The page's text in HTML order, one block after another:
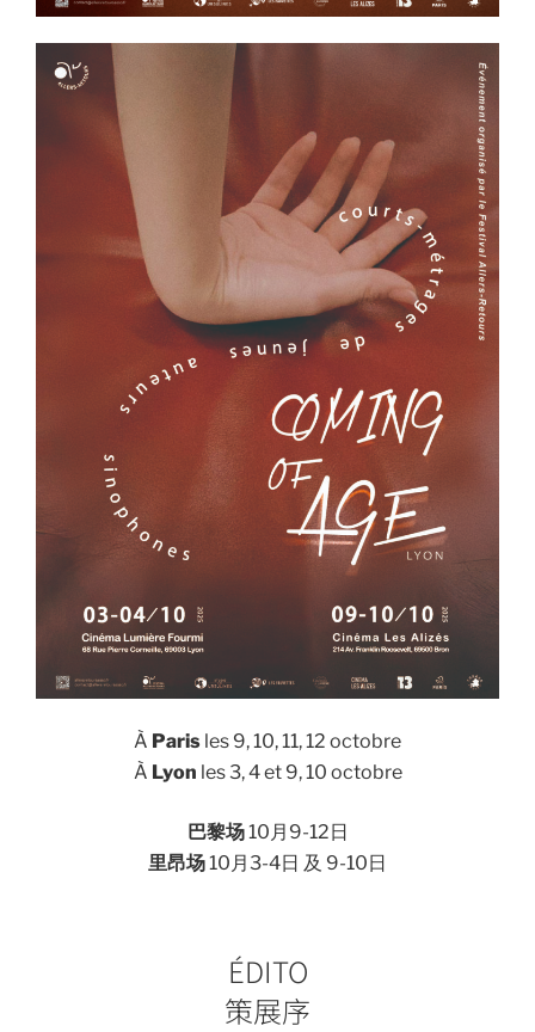
À Paris les 9, 10, 11, 12 octobre
À Lyon les 3, 4 et 9, 10 octobre
巴黎场10月9-12日
里昂场 10月3-4日 及 9-10日
ÉDITO
策展序